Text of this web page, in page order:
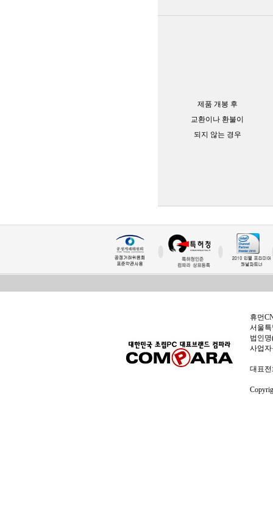
제품 개봉 후
교환이나 환불이
되지 않는 경우
휴먼
서울특
법인
사업
대표전